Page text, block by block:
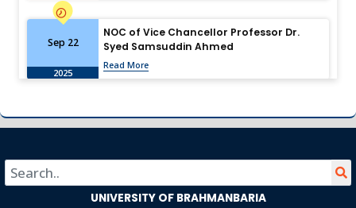
Sep 22
2025
NOC of Vice Chancellor Professor Dr.
Syed Samsuddin Ahmed
Read More
Aug 13
Future Through Research
University of Brahmanbaria Observes
“July Memories” with Solemn
UNIVERSITY OF BRAHMANBARIA